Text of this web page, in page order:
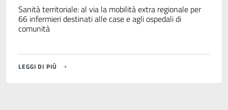
Sanità territoriale: al via la mobilità extra regionale per
66 infermieri destinati alle case e agli ospedali di
comunità
LEGGI DI PIÙ